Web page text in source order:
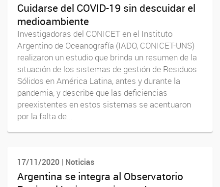
Cuidarse del COVID-19 sin descuidar el
medioambiente
Investigadoras del CONICET en el Instituto
Argentino de Oceanografía (IADO, CONICET-UNS)
realizaron un estudio que brinda un resumen de la
situación de los sistemas de gestión de Residuos
Sólidos en América Latina, antes y durante la
pandemia, y describe que las deficiencias
preexistentes en estos sistemas se acentuaron
por la falta de...
17/11/2020 | Noticias
Argentina se integra al Observatorio